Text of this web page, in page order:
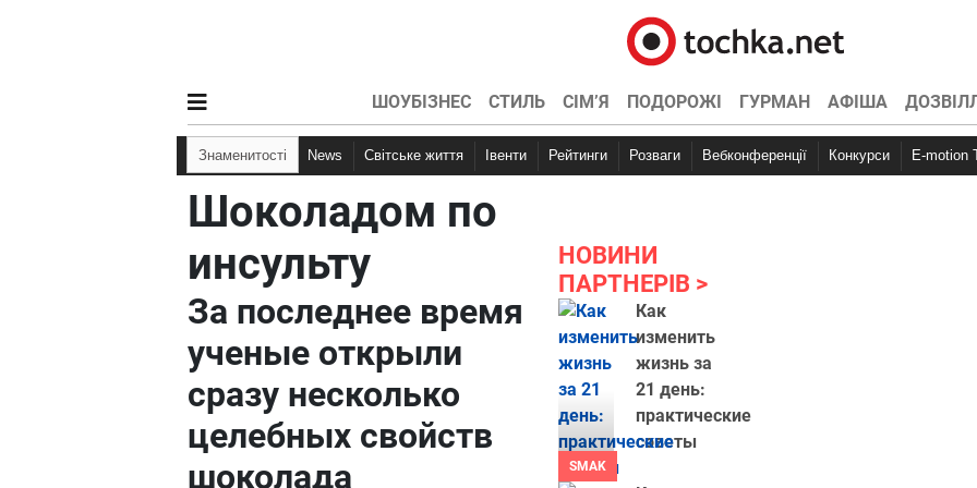
ШОУБІЗНЕС СТИЛЬ СІМ’Я ПОДОРОЖІ ГУРМАН АФІША
Знаменитості News Світське життя Івенти Рейтинги Розваги Вебконференції Конкурси E-motion
Шоколадом по
инсульту
За последнее время
ученые открыли
сразу несколько
целебных свойств
шоколада
НОВИНИ
ПАРТНЕРІВ
SMAK
Как
изменить
жизнь за
21 день:
практические
советы